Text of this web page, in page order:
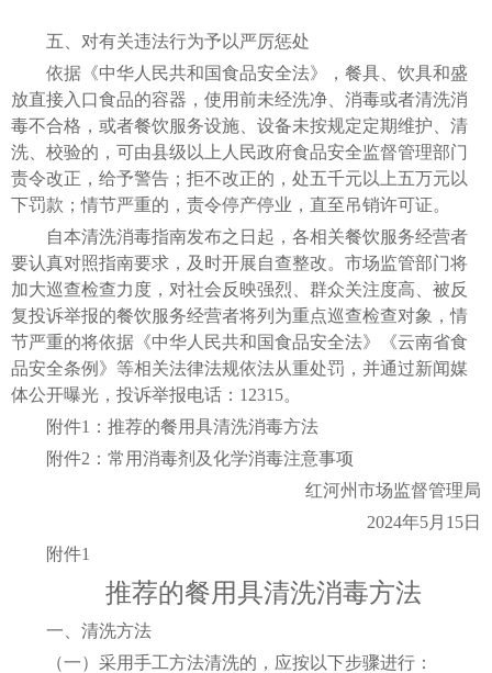
五、对有关违法行为予以严厉惩处
依据《中华人民共和国食品安全法》，餐具、饮具和盛
放直接入口食品的容器，使用前未经洗净、消毒或者清洗消
毒不合格，或者餐饮服务设施、设备未按规定定期维护、清
洗、校验的，可由县级以上人民政府食品安全监督管理部门
责令改正，给予警告；拒不改正的，处五千元以上五万元以
下罚款；情节严重的，责令停产停业，直至吊销许可证。
自本清洗消毒指南发布之日起，各相关餐饮服务经营者
要认真对照指南要求，及时开展自查整改。市场监管部门将
加大巡查检查力度，对社会反映强烈、群众关注度高、被反
复投诉举报的餐饮服务经营者将列为重点巡查检查对象，情
节严重的将依据《中华人民共和国食品安全法》《云南省食
品安全条例》等相关法律法规依法从重处罚，并通过新闻媒
体公开曝光，投诉举报电话：12315。
附件1：推荐的餐用具清洗消毒方法
附件2：常用消毒剂及化学消毒注意事项
红河州市场监督管理局
2024年5月15日
附件1
推荐的餐用具清洗消毒方法
一、清洗方法
（一）采用手工方法清洗的，应按以下步骤进行：